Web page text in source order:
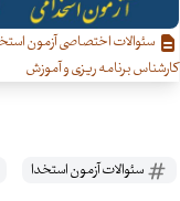
سئوالات اختصاصی آزمون
کارشناس برنامه ریزی و آموزش
سئوالات آزمون استخدا